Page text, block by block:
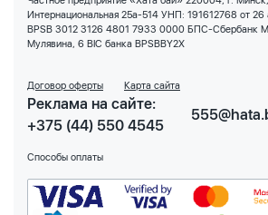
Интернациональная 25а-514 УНП: 191612768 от 26
BPSB 3012 3126 4801 7933 0000 БПС-Сбербанк
Мулявина, 6 BIC банка BPSBBY2X
Договор оферты Карта сайта
Реклама на сайте:
+375 (44) 550 4545
Способы оплаты